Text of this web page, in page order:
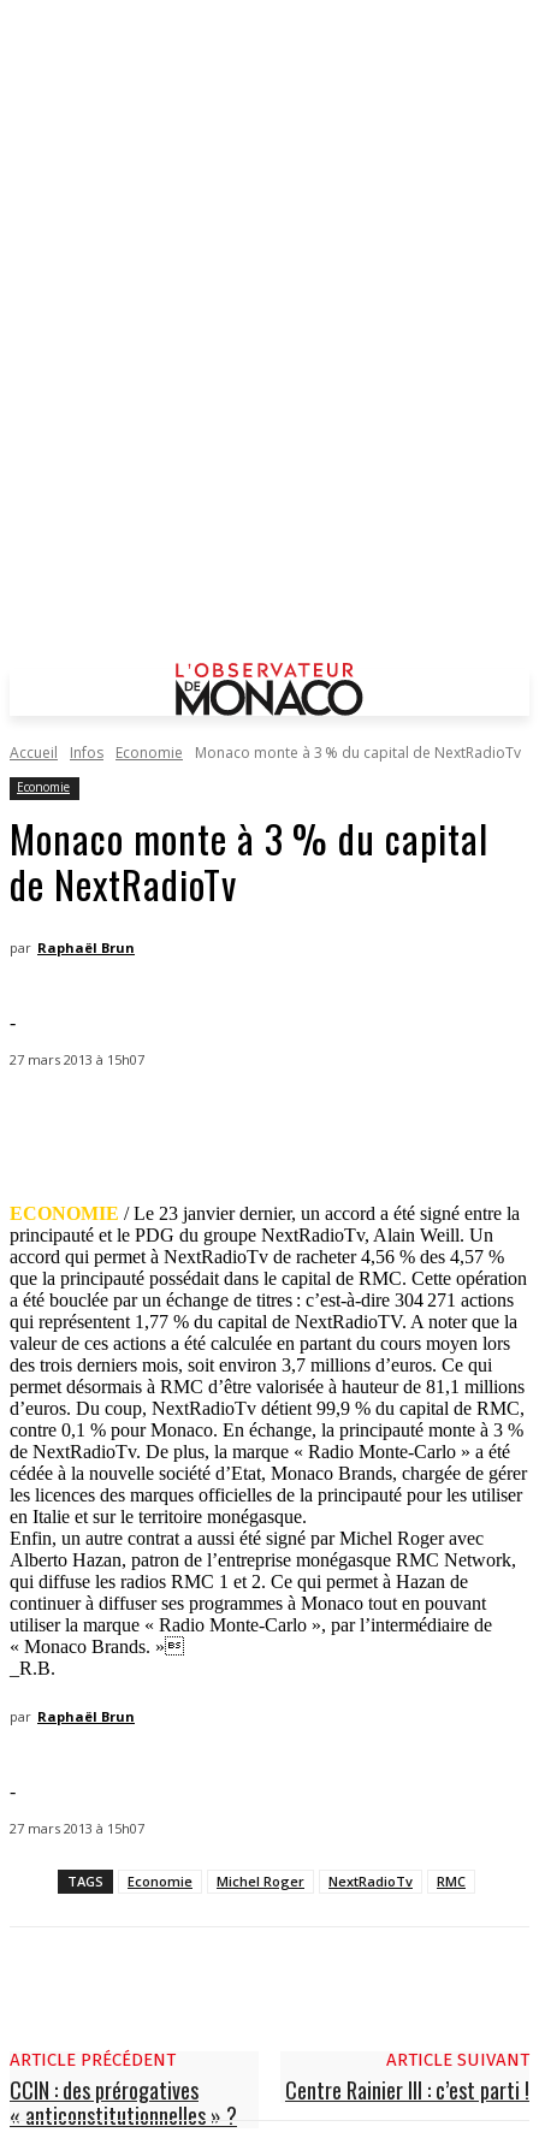
Accueil Infos Economie Monaco monte à 3 % du capital de NextRadioTv
Economie
Monaco monte à 3 % du capital
de NextRadioTv
par Raphaël Brun
-
27 mars 2013 à 15h07
ECONOMIE / Le 23 janvier dernier, un accord a été signé entre la
principauté et le PDG du groupe NextRadioTv, Alain Weill. Un
accord qui permet à NextRadioTv de racheter 4,56 % des 4,57 %
que la principauté possédait dans le capital de RMC. Cette opération
a été bouclée par un échange de titres : c’est-à-dire 304 271 actions
qui représentent 1,77 % du capital de NextRadioTV. A noter que la
valeur de ces actions a été calculée en partant du cours moyen lors
des trois derniers mois, soit environ 3,7 millions d’euros. Ce qui
permet désormais à RMC d’être valorisée à hauteur de 81,1 millions
d’euros. Du coup, NextRadioTv détient 99,9 % du capital de RMC,
contre 0,1 % pour Monaco. En échange, la principauté monte à 3 %
de NextRadioTv. De plus, la marque « Radio Monte-Carlo » a été
cédée à la nouvelle société d’Etat, Monaco Brands, chargée de gérer
les licences des marques officielles de la principauté pour les utiliser
en Italie et sur le territoire monégasque.
Enfin, un autre contrat a aussi été signé par Michel Roger avec
Alberto Hazan, patron de l’entreprise monégasque RMC Network,
qui diffuse les radios RMC 1 et 2. Ce qui permet à Hazan de
continuer à diffuser ses programmes à Monaco tout en pouvant
utiliser la marque « Radio Monte-Carlo », par l’intermédiaire de
« Monaco Brands. »
_R.B.
par Raphaël Brun
-
27 mars 2013 à 15h07
TAGS Economie Michel Roger NextRadioTv RMC
ARTICLE PRÉCÉDENT
CCIN : des prérogatives
« anticonstitutionnelles » ?
ARTICLE SUIVANT
Centre Rainier III : c’est parti !